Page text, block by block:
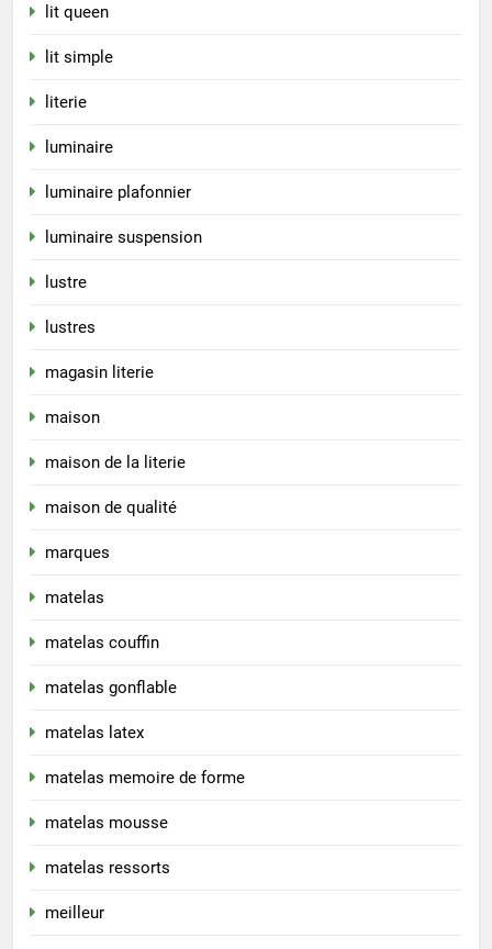
lit queen
lit simple
literie
luminaire
luminaire plafonnier
luminaire suspension
lustre
lustres
magasin literie
maison
maison de la literie
maison de qualité
marques
matelas
matelas couffin
matelas gonflable
matelas latex
matelas memoire de forme
matelas mousse
matelas ressorts
meilleur